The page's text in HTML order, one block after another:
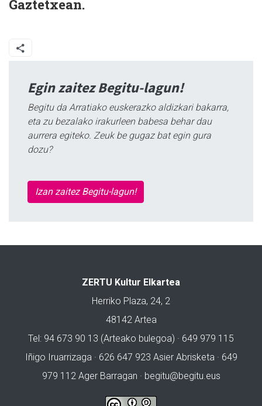
Gaztetxean.
Egin zaitez Begitu-lagun!
Begitu da Arratiako euskerazko aldizkari bakarra,
eta zu bezalako irakurleen babesa behar dau
aurrera egiteko. Zeuk be gugaz bat egin gura
dozu?
Izan zaitez Begitu-lagun!
ZERTU Kultur Elkartea
Herriko Plaza, 24, 2
48142 Artea
Tel: 94 673 90 13 (Arteako bulegoa) · 649 979 115
Iñigo Iruarrizaga · 626 647 923 Asier Abrisketa · 649
979 112 Ager Barragan · begitu@begitu.eus